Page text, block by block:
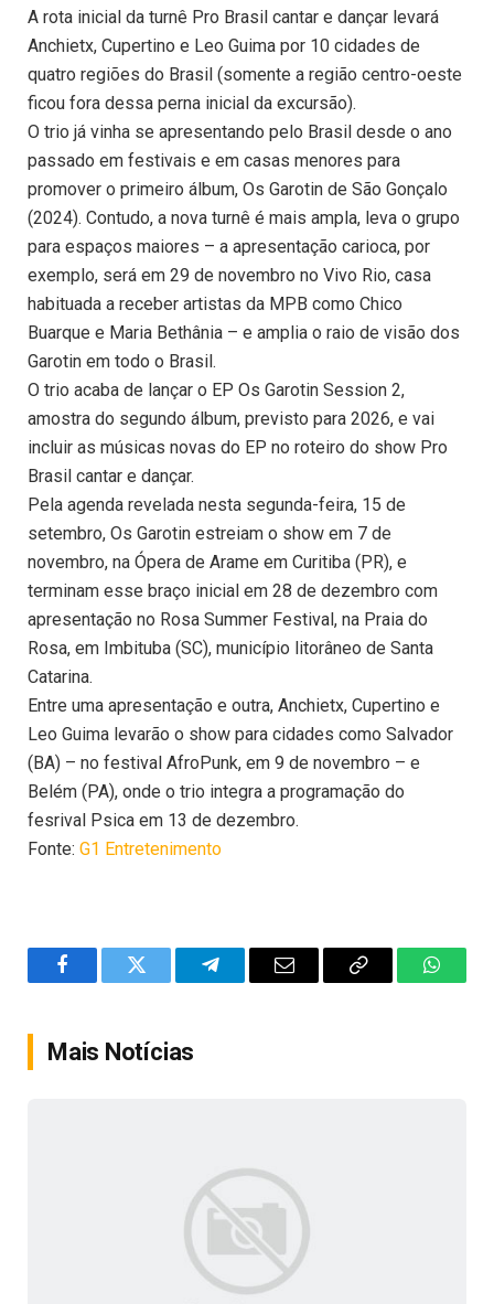
A rota inicial da turnê Pro Brasil cantar e dançar levará
Anchietx, Cupertino e Leo Guima por 10 cidades de
quatro regiões do Brasil (somente a região centro-oeste
ficou fora dessa perna inicial da excursão).
O trio já vinha se apresentando pelo Brasil desde o ano
passado em festivais e em casas menores para
promover o primeiro álbum, Os Garotin de São Gonçalo
(2024). Contudo, a nova turnê é mais ampla, leva o grupo
para espaços maiores – a apresentação carioca, por
exemplo, será em 29 de novembro no Vivo Rio, casa
habituada a receber artistas da MPB como Chico
Buarque e Maria Bethânia – e amplia o raio de visão dos
Garotin em todo o Brasil.
O trio acaba de lançar o EP Os Garotin Session 2,
amostra do segundo álbum, previsto para 2026, e vai
incluir as músicas novas do EP no roteiro do show Pro
Brasil cantar e dançar.
Pela agenda revelada nesta segunda-feira, 15 de
setembro, Os Garotin estreiam o show em 7 de
novembro, na Ópera de Arame em Curitiba (PR), e
terminam esse braço inicial em 28 de dezembro com
apresentação no Rosa Summer Festival, na Praia do
Rosa, em Imbituba (SC), município litorâneo de Santa
Catarina.
Entre uma apresentação e outra, Anchietx, Cupertino e
Leo Guima levarão o show para cidades como Salvador
(BA) – no festival AfroPunk, em 9 de novembro – e
Belém (PA), onde o trio integra a programação do
fesrival Psica em 13 de dezembro.
Fonte: G1 Entretenimento
FacebookTwitter TelegramEmail
Copy
Mais Notícias